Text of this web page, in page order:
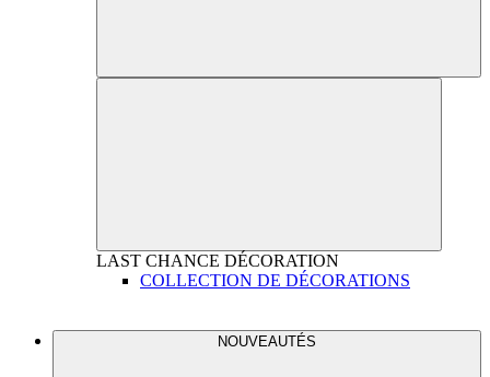
LAST CHANCE DÉCORATION
COLLECTION DE DÉCORATIONS
NOUVEAUTÉS